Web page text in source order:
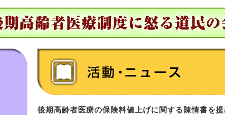
後期高齢者医療の保険料値上げに関する陳情書を提